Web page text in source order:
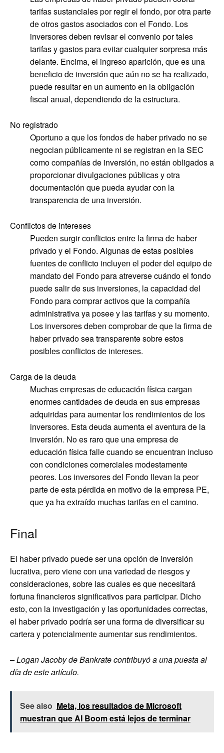
tarifas sustanciales por regir el fondo, por otra parte
de otros gastos asociados con el Fondo. Los
inversores deben revisar el convenio por tales
tarifas y gastos para evitar cualquier sorpresa más
delante. Encima, el ingreso aparición, que es una
beneficio de inversión que aún no se ha realizado,
puede resultar en un aumento en la obligación
fiscal anual, dependiendo de la estructura.
No registrado
Oportuno a que los fondos de haber privado no se
negocian públicamente ni se registran en la SEC
como compañías de inversión, no están obligados a
proporcionar divulgaciones públicas y otra
documentación que pueda ayudar con la
transparencia de una inversión.
Conflictos de intereses
Pueden surgir conflictos entre la firma de haber
privado y el Fondo. Algunas de estas posibles
fuentes de conflicto incluyen el poder del equipo de
mandato del Fondo para atreverse cuándo el fondo
puede salir de sus inversiones, la capacidad del
Fondo para comprar activos que la compañía
administrativa ya posee y las tarifas y su momento.
Los inversores deben comprobar de que la firma de
haber privado sea transparente sobre estos
posibles conflictos de intereses.
Carga de la deuda
Muchas empresas de educación física cargan
enormes cantidades de deuda en sus empresas
adquiridas para aumentar los rendimientos de los
inversores. Esta deuda aumenta el aventura de la
inversión. No es raro que una empresa de
educación física falle cuando se encuentran incluso
con condiciones comerciales modestamente
peores. Los inversores del Fondo llevan la peor
parte de esta pérdida en motivo de la empresa PE,
que ya ha extraído muchas tarifas en el camino.
Final
El haber privado puede ser una opción de inversión
lucrativa, pero viene con una variedad de riesgos y
consideraciones, sobre las cuales es que necesitará
fortuna financieros significativos para participar. Dicho
esto, con la investigación y las oportunidades correctas,
el haber privado podría ser una forma de diversificar su
cartera y potencialmente aumentar sus rendimientos.
– Logan Jacoby de Bankrate contribuyó a una puesta al
día de este artículo.
See also Meta, los resultados de Microsoft
muestran que AI Boom está lejos de terminar